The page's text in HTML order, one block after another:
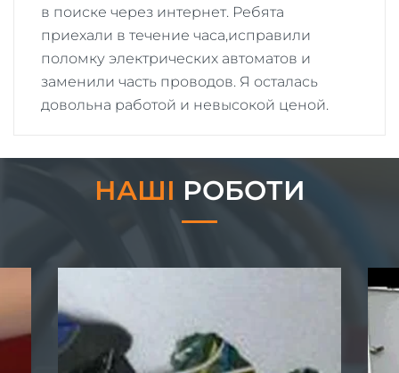
в поиске через интернет. Ребята
приехали в течение часа,исправили
поломку электрических автоматов и
заменили часть проводов. Я осталась
довольна работой и невысокой ценой.
НАШІ РОБОТИ